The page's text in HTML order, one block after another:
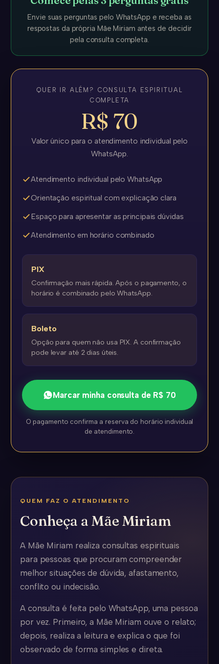
Envie suas perguntas pelo WhatsApp e receba as
respostas da própria Mãe Miriam antes de decidir
pela consulta completa.
QUER IR ALÉM? CONSULTA ESPIRITUAL
COMPLETA
R$ 70
Valor único para o atendimento individual pelo
WhatsApp.
Atendimento individual pelo WhatsApp
Orientação espiritual com explicação clara
Espaço para apresentar as principais dúvidas
Atendimento em horário combinado
PIX
Confirmação mais rápida. Após o pagamento, o
horário é combinado pelo WhatsApp.
Boleto
Opção para quem não usa PIX. A confirmação
pode levar até 2 dias úteis.
Marcar minha consulta de R$ 70
O pagamento confirma a reserva do horário individual
de atendimento.
QUEM FAZ O ATENDIMENTO
Conheça a Mãe Miriam
A Mãe Miriam realiza consultas espirituais
para pessoas que procuram compreender
melhor situações de dúvida, afastamento,
conflito ou indecisão.
A consulta é feita pelo WhatsApp, uma pessoa
por vez. Primeiro, a Mãe Miriam ouve o relato;
depois, realiza a leitura e explica o que foi
observado de forma simples e direta.